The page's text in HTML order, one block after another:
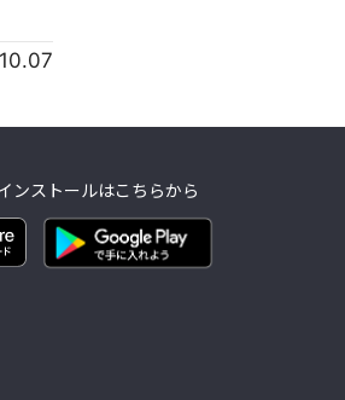
ンストールはこちらから